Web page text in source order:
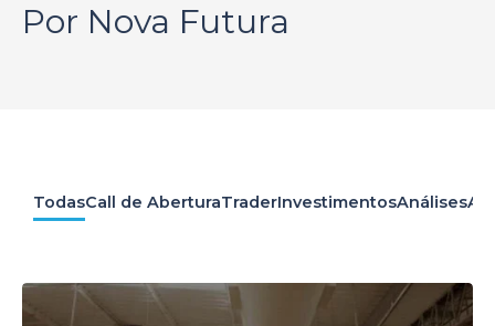
Por Nova Futura
TodasCall de AberturaTraderInvestimentosAnálises